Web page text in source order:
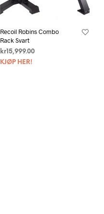
Recoil Robins Combo
Rack Svart
kr15,999.00
KJØP HER!